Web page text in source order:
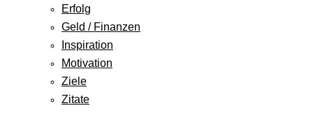
Erfolg
Geld / Finanzen
Inspiration
Motivation
Ziele
Zitate